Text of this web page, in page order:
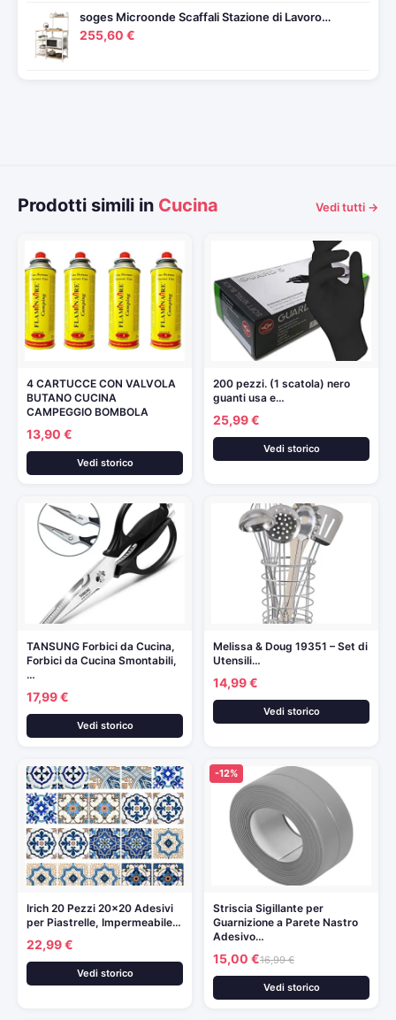
soges Microonde Scaffali Stazione di Lavoro…
255,60 €
Prodotti simili in Cucina Vedi tutti →
4 CARTUCCE CON VALVOLA
BUTANO CUCINA
CAMPEGGIO BOMBOLA
13,90 €
Vedi storico
200 pezzi. (1 scatola) nero
guanti usa e…
25,99 €
Vedi storico
TANSUNG Forbici da Cucina,
Forbici da Cucina Smontabili,
…
17,99 €
Vedi storico
Melissa & Doug 19351 – Set di
Utensili…
14,99 €
Vedi storico
Irich 20 Pezzi 20×20 Adesivi
per Piastrelle, Impermeabile…
22,99 €
Vedi storico
-12%
Striscia Sigillante per
Guarnizione a Parete Nastro
Adesivo…
15,00 €16,99 €
Vedi storico